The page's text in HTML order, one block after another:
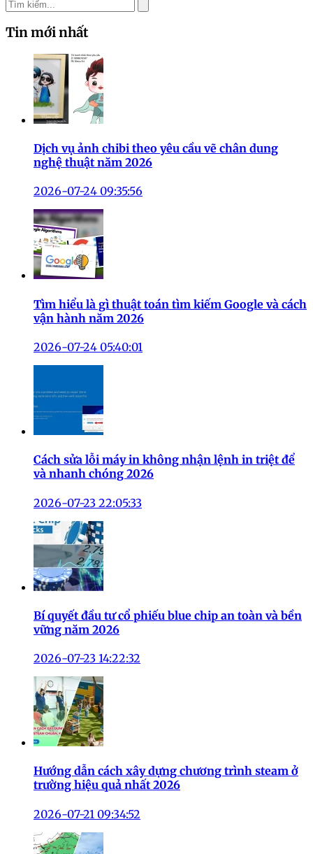
Tin mới nhất
Dịch vụ ảnh chibi theo yêu cầu vẽ chân dung
nghệ thuật năm 2026
2026-07-24 09:35:56
Tìm hiểu là gì thuật toán tìm kiếm Google và cách
vận hành năm 2026
2026-07-24 05:40:01
Cách sửa lỗi máy in không nhận lệnh in triệt để
và nhanh chóng 2026
2026-07-23 22:05:33
Bí quyết đầu tư cổ phiếu blue chip an toàn và bền
vững năm 2026
2026-07-23 14:22:32
Hướng dẫn cách xây dựng chương trình steam ở
trường hiệu quả nhất 2026
2026-07-21 09:34:52